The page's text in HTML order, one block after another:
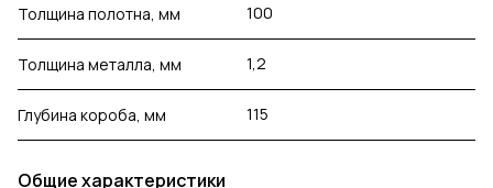
Толщина полотна, мм 100
Толщина металла, мм 1,2
Глубина короба, мм 115
Общие характеристики